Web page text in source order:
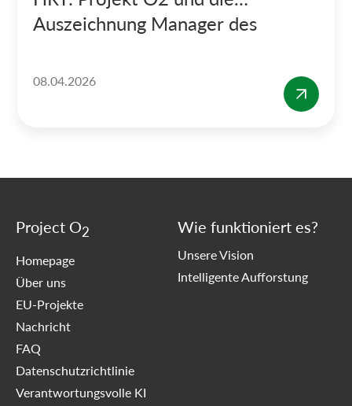
Auszeichnung Manager des
08.04.2026
Project O2
Homepage
Über uns
EU-Projekte
Nachricht
FAQ
Datenschutzrichtlinie
Verantwortungsvolle KI
Wie funktioniert es?
Unsere Vision
Intelligente Aufforstung